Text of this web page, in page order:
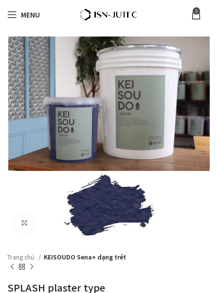
MENU 0
Click to enlarge
Trang chủ KEISOUDO Sena+ dạng trét
SPLASH plaster type